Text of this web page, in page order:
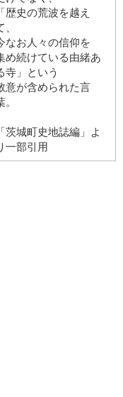
「歴史の荒波を越え
、
なお人々の信仰を
め続けている由緒あ
寺」という
意が含められた言
。
「茨城町史地誌編」よ
一部引用